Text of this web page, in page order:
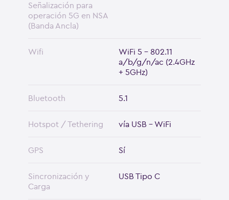
Señalización para
operación 5G en NSA
(Banda Ancla)
Wifi
WiFi 5 - 802.11
a/b/g/n/ac (2.4GHz
+ 5GHz)
Bluetooth 5.1
Hotspot / Tethering vía USB - WiFi
GPS Sí
Sincronización y
Carga
USB Tipo C